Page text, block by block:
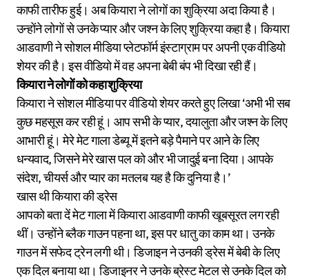
काफी तारीफ हुई। अब कियारा ने लोगों का शुक्रिया अदा किया है।
उन्होंने लोगों से उनके प्यार और जश्न के लिए शुक्रिया कहा है। कियारा
आडवाणी ने सोशल मीडिया प्लेटफॉर्म इंस्टाग्राम पर अपनी एक वीडियो
शेयर की है। इस वीडियो में वह अपना बेबी बंप भी दिखा रही हैं।
कियारा ने लोगों को कहा शुक्रिया
कियारा ने सोशल मीडिया पर वीडियो शेयर करते हुए लिखा ‘अभी भी सब
कुछ महसूस कर रही हूं। आप सभी के प्यार, दयालुता और जश्न के लिए
आभारी हूं। मेरे मेट गाला डेब्यू में इतने बड़े पैमाने पर आने के लिए
धन्यवाद, जिसने मेरे खास पल को और भी जादुई बना दिया। आपके
संदेश, चीयर्स और प्यार का मतलब यह है कि दुनिया है।’
खास थी कियारा की ड्रेस
आपको बता दें मेट गाला में कियारा आडवाणी काफी खूबसूरत लग रही
थीं। उन्होंने ब्लैक गाउन पहना था, इस पर धातु का काम था। उनके
गाउन में सफेद ट्रेन लगी थी। डिजाइन ने उनकी ड्रेस में बेबी के लिए
एक दिल बनाया था। डिजाइनर ने उनके ब्रेस्ट मेटल से उनके दिल को